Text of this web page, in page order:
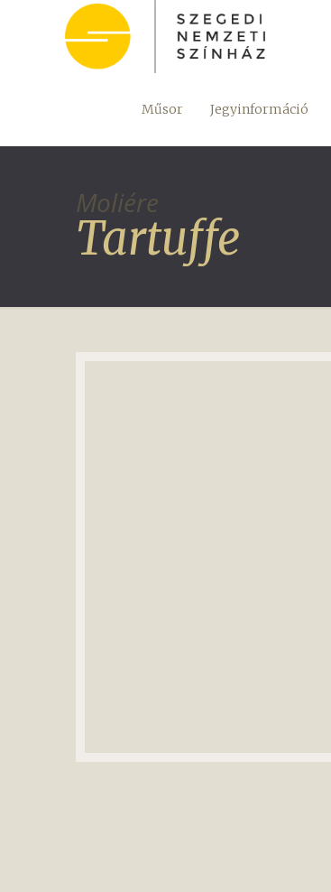
Műsor Jegyinformáció
Moliére
Tartuffe